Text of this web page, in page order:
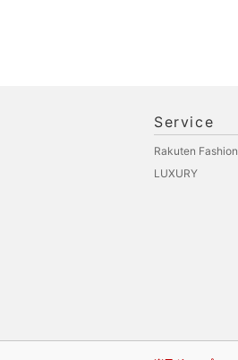
Service
Rakuten Fashion
LUXURY